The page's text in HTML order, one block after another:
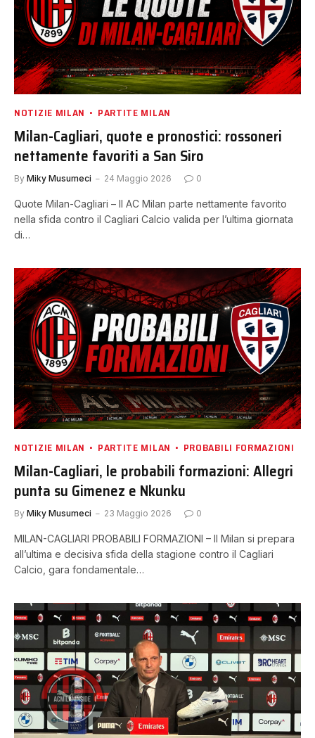
NOTIZIE MILAN PARTITE MILAN
Milan-Cagliari, quote e pronostici: rossoneri
nettamente favoriti a San Siro
By Miky Musumeci 24 Maggio 2026 0
Quote Milan-Cagliari – Il AC Milan parte nettamente favorito
nella sfida contro il Cagliari Calcio valida per l’ultima giornata
di…
NOTIZIE MILAN PARTITE MILAN PROBABILI FORMAZIONI
Milan-Cagliari, le probabili formazioni: Allegri
punta su Gimenez e Nkunku
By Miky Musumeci 23 Maggio 2026 0
MILAN-CAGLIARI PROBABILI FORMAZIONI – Il Milan si prepara
all’ultima e decisiva sfida della stagione contro il Cagliari
Calcio, gara fondamentale…